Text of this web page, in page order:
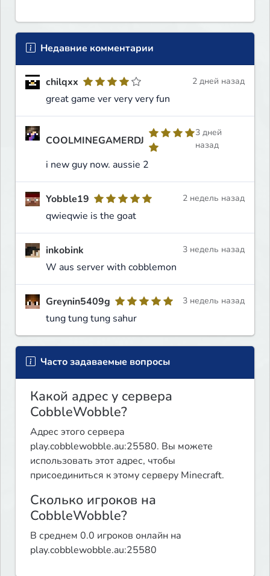
Недавние комментарии
chilqxx
great game ver very very fun
2 дней назад
COOLMINEGAMERDJ
i new guy now. aussie 2
3 дней
назад
Yobble19
qwieqwie is the goat
2 недель назад
inkobink
W aus server with cobblemon
3 недель назад
Greynin5409g
tung tung tung sahur
3 недель назад
Часто задаваемые вопросы
Какой адрес у сервера
CobbleWobble?
Адрес этого сервера
play.cobblewobble.au:25580. Вы можете
использовать этот адрес, чтобы
присоединиться к этому серверу Minecraft.
Сколько игроков на
CobbleWobble?
В среднем 0.0 игроков онлайн на
play.cobblewobble.au:25580